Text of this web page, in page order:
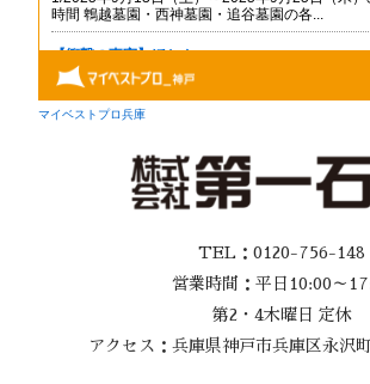
TEL：0120-756-148
営業時間：平日10:00～
第2・4木曜日 定休
アクセス：兵庫県神戸市兵庫区永沢